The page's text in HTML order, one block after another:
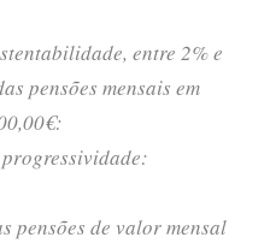
entre 2% e
pensões mensais em
pensões de valor mensal